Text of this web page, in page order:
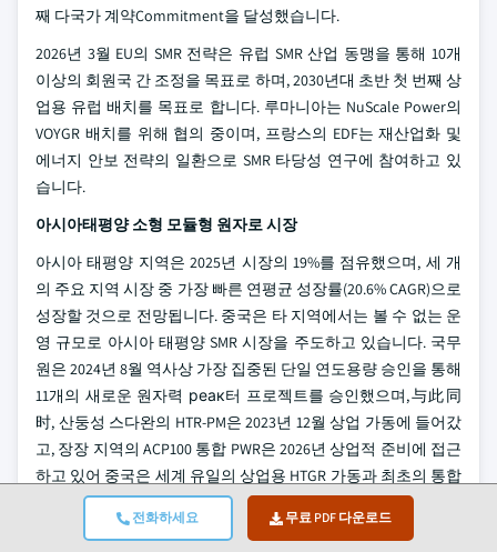
전화하세요 무료 PDF 다운로드
째 다국가 계약Commitment을 달성했습니다.
2026년 3월 EU의 SMR 전략은 유럽 SMR 산업 동맹을 통해 10개
이상의 회원국 간 조정을 목표로 하며, 2030년대 초반 첫 번째 상
업용 유럽 배치를 목표로 합니다. 루마니아는 NuScale Power의
VOYGR 배치를 위해 협의 중이며, 프랑스의 EDF는 재산업화 및
에너지 안보 전략의 일환으로 SMR 타당성 연구에 참여하고 있
습니다.
아시아태평양 소형 모듈형 원자로 시장
아시아 태평양 지역은 2025년 시장의 19%를 점유했으며, 세 개
의 주요 지역 시장 중 가장 빠른 연평균 성장률(20.6% CAGR)으로
성장할 것으로 전망됩니다. 중국은 타 지역에서는 볼 수 없는 운
영 규모로 아시아 태평양 SMR 시장을 주도하고 있습니다. 국무
원은 2024년 8월 역사상 가장 집중된 단일 연도용량 승인을 통해
11개의 새로운 원자력 реак터 프로젝트를 승인했으며,与此同
时, 산둥성 스다완의 HTR-PM은 2023년 12월 상업 가동에 들어갔
고, 장장 지역의 ACP100 통합 PWR은 2026년 상업적 준비에 접근
하고 있어 중국은 세계 유일의 상업용 HTGR 가동과 최초의 통합
PWR 기반 SMR 상업적 가동이라는 두 가지 기록을 동시에 보유
하게 되었습니다.